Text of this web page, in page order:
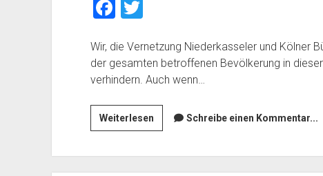
F
c
e
o
o
k
T
tt
er
Wir, die Vernetzung Niederkasseler und Kölner
der gesamten betroffenen Bevölkerung in
verhindern. Auch wenn…
WeiterlesenPressemeldung
zur
Schreibe einen Kommentar...